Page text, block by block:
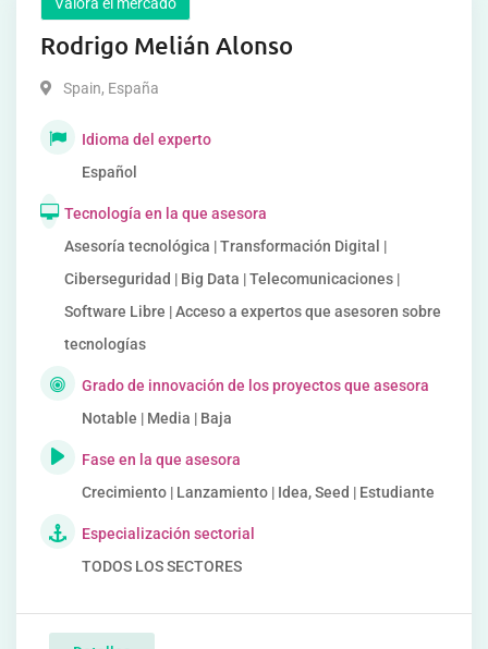
Rodrigo Melián Alonso
Spain, España
Idioma del experto
Español
Tecnología en la que asesora
Asesoría tecnológica | Transformación Digital |
Ciberseguridad | Big Data | Telecomunicaciones |
Software Libre | Acceso a expertos que asesoren sobre
tecnologías
Grado de innovación de los proyectos que asesora
Notable | Media | Baja
Fase en la que asesora
Crecimiento | Lanzamiento | Idea, Seed | Estudiante
Especialización sectorial
TODOS LOS SECTORES